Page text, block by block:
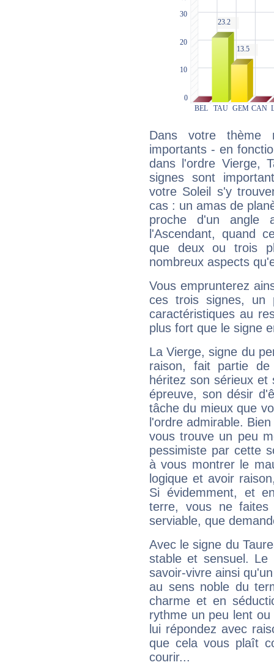
Dans votre thème
importants - en
dans l'ordre Vierge,
signes sont
votre Soleil s'y
cas : un amas de
proche d'un
l'Ascendant, quand
que deux ou trois
nombreux aspects
Vous emprunterez
ces trois signes, un
caractéristiques au
plus fort que le signe
La Vierge, signe du
raison, fait partie
héritez son sérieux
épreuve, son désir
tâche du mieux que
l'ordre admirable.
vous trouve un peu
pessimiste par cette
à vous montrer le
logique et avoir
Si évidemment, et
terre, vous ne
serviable, que
Avec le signe du
stable et sensuel.
savoir-vivre ainsi
au sens noble du
charme et en
rythme un peu lent
lui répondez avec
que cela vous plaît
courir...